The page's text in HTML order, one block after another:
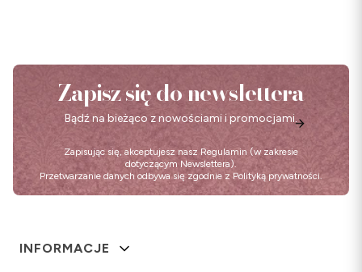
Zapisz się do newslettera
Bądź na bieżąco z nowościami i promocjami.
Zapisując się, akceptujesz nasz Regulamin (w zakresie
dotyczącym Newslettera).
Przetwarzanie danych odbywa się zgodnie z Polityką prywatności.
Linki w stopce
INFORMACJE